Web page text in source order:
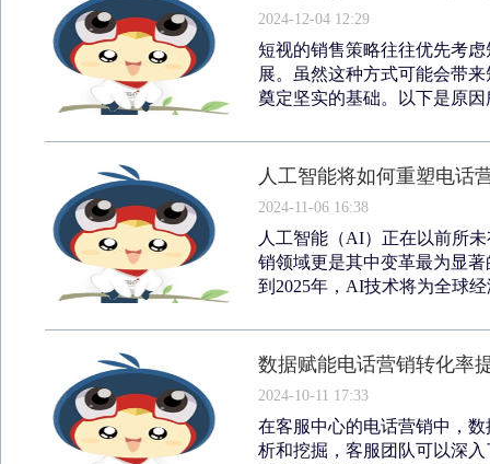
2024-12-04 12:29
短视的销售策略往往优先考
展。虽然这种方式可能会带
奠定坚实的基础。以下是原
人工智能将如何重塑电话
2024-11-06 16:38
人工智能（AI）正在以前所
销领域更是其中变革最为显
到2025年，AI技术将为全球
数据赋能电话营销转化率
2024-10-11 17:33
在客服中心的电话营销中，
析和挖掘，客服团队可以深